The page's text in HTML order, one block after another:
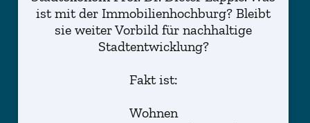
ist mit der Immobilienhochburg? Bleibt
sie weiter Vorbild für nachhaltige
Stadtentwicklung?
Fakt ist:
Wohnen